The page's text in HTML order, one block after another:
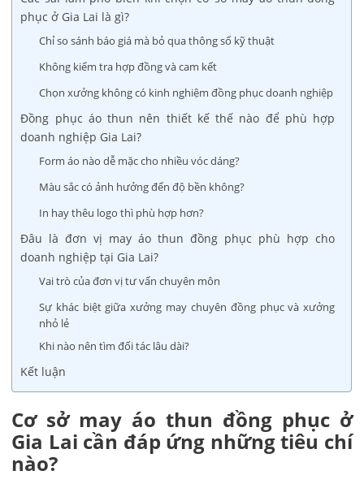
phục ở Gia Lai là gì?
Chỉ so sánh báo giá mà bỏ qua thông số kỹ thuật
Không kiểm tra hợp đồng và cam kết
Chọn xưởng không có kinh nghiệm đồng phục doanh nghiệp
Đồng phục áo thun nên thiết kế thế nào để phù hợp
doanh nghiệp Gia Lai?
Form áo nào dễ mặc cho nhiều vóc dáng?
Màu sắc có ảnh hưởng đến độ bền không?
In hay thêu logo thì phù hợp hơn?
Đâu là đơn vị may áo thun đồng phục phù hợp cho
doanh nghiệp tại Gia Lai?
Vai trò của đơn vị tư vấn chuyên môn
Sự khác biệt giữa xưởng may chuyên đồng phục và xưởng
nhỏ lẻ
Khi nào nên tìm đối tác lâu dài?
Kết luận
Cơ sở may áo thun đồng phục ở
Gia Lai cần đáp ứng những tiêu chí
nào?